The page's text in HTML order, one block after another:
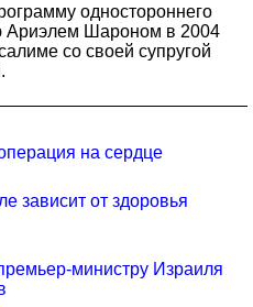
одностороннего
Ариэлем Шароном в 2004
со своей супругой
на сердце
зависит от здоровья
министру Израиля